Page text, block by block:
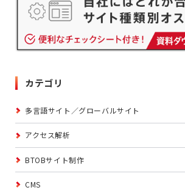
カテゴリ
多言語サイト／グローバルサイト
アクセス解析
BTOBサイト制作
CMS